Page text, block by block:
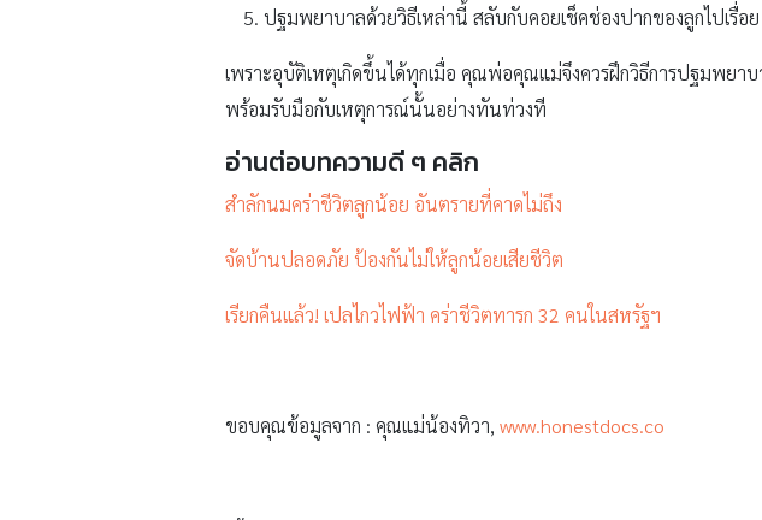
ปฐมพยาบาลด้วยวิธีเหล่านี้ สลับกับคอยเช็คช่องปากของลูกไปเรื่อ
เพราะอุบัติเหตุเกิดขึ้นได้ทุกเมื่อ คุณพ่อคุณแม่จึงควรฝึกวิธีการปฐมพยา
พร้อมรับมือกับเหตุการณ์นั้นอย่างทันท่วงที
อ่านต่อบทความดี ๆ คลิก
สำลักนมคร่าชีวิตลูกน้อย อันตรายที่คาดไม่ถึง
จัดบ้านปลอดภัย ป้องกันไม่ให้ลูกน้อยเสียชีวิต
เรียกคืนแล้ว! เปลไกวไฟฟ้า คร่าชีวิตทารก 32 คนในสหรัฐฯ
ขอบคุณข้อมูลจาก : คุณแม่น้องทิวา, www.honestdocs.co